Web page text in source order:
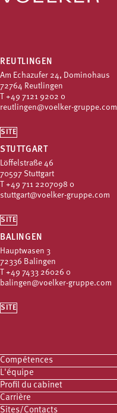
REUTLINGEN
Am Echazufer 24, Dominohaus
72764 Reutlingen
+49 7121 9202 0
reutlingen@voelker-gruppe.com
SITE
STUTTGART
Löffelstraße 46
70597 Stuttgart
+49 711 2207098 0
stuttgart@voelker-gruppe.com
SITE
BALINGEN
Hauptwasen 3
72336 Balingen
+49 7433 26026 0
balingen@voelker-gruppe.com
SITE
Compétences
L'équipe
Profil du cabinet
Carrière
Sites/Contacts